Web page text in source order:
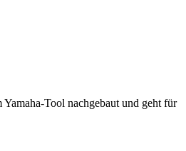
Yamaha-Tool nachgebaut und geht für